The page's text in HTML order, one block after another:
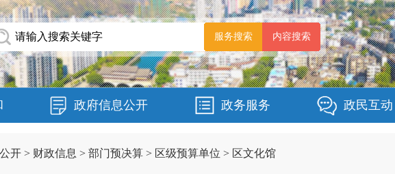
政府信息公开 政务服务 政民互动
开 > 财政信息 > 部门预决算 > 区级预算单位 > 区文化馆